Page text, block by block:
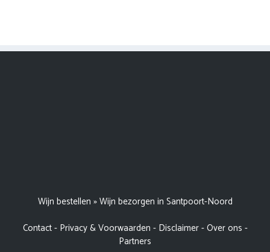
Wijn bestellen »Wijn bezorgen in Santpoort-Noord
Contact- Privacy & Voorwaarden - Disclaimer-Over ons -
Partners